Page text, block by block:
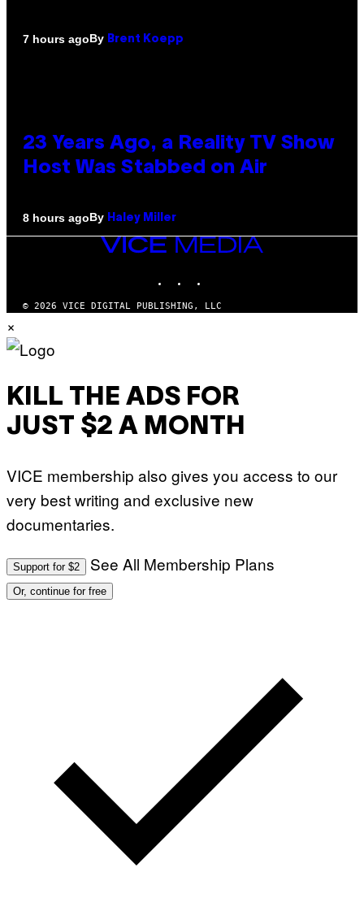
7 hours agoBy Brent Koepp
23 Years Ago, a Reality TV Show
Host Was Stabbed on Air
8 hours agoBy Haley Miller
VICE
© 2026 VICE DIGITAL PUBLISHING, LLC
×
KILL THE ADS FOR
JUST $2 A MONTH
VICE membership also gives you access to our
very best writing and exclusive new
documentaries.
Support for $2 See All Membership Plans
Or, continue for free